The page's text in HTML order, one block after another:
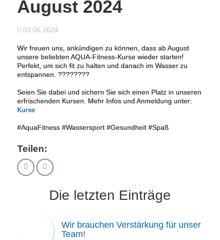
August 2024
03.06.2024
Wir freuen uns, ankündigen zu können, dass ab August
unsere beliebten AQUA-Fitness-Kurse wieder starten!
Perfekt, um sich fit zu halten und danach im Wasser zu
entspannen. ????????
Seien Sie dabei und sichern Sie sich einen Platz in unseren
erfrischenden Kursen. Mehr Infos und Anmeldung unter:
Kurse
#AquaFitness #Wassersport #Gesundheit #Spaß
Teilen:
Die letzten Einträge
Wir brauchen Verstärkung für unser
Team!